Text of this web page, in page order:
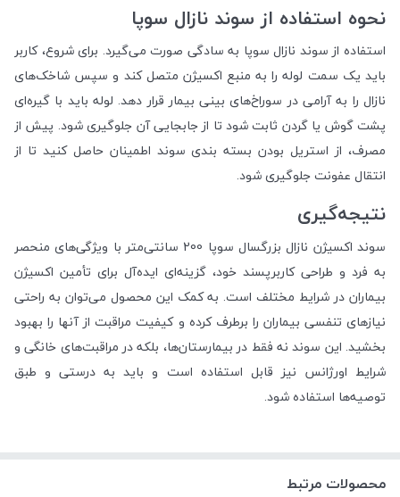
نحوه استفاده از سوند نازال سوپا
استفاده از سوند نازال سوپا به سادگی صورت می‌گیرد. برای شروع، کاربر
باید یک سمت لوله را به منبع اکسیژن متصل کند و سپس شاخک‌های
نازال را به آرامی در سوراخ‌های بینی بیمار قرار دهد. لوله باید با گیره‌ای
پشت گوش یا گردن ثابت شود تا از جابجایی آن جلوگیری شود. پیش از
مصرف، از استریل بودن بسته بندی سوند اطمینان حاصل کنید تا از
انتقال عفونت جلوگیری شود.
نتیجه‌گیری
سوند اکسیژن نازال بزرگسال سوپا 200 سانتی‌متر با ویژگی‌های منحصر
به فرد و طراحی کاربرپسند خود، گزینه‌ای ایده‌آل برای تأمین اکسیژن
بیماران در شرایط مختلف است. به کمک این محصول می‌توان به راحتی
نیازهای تنفسی بیماران را برطرف کرده و کیفیت مراقبت از آنها را بهبود
بخشید. این سوند نه فقط در بیمارستان‌ها، بلکه در مراقبت‌های خانگی و
شرایط اورژانس نیز قابل استفاده است و باید به درستی و طبق
توصیه‌ها استفاده شود.
محصولات مرتبط